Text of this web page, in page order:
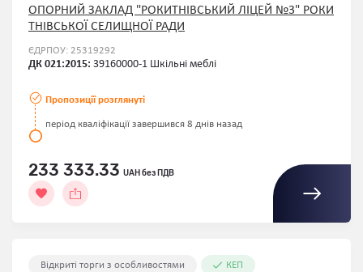
ОПОРНИЙ ЗАКЛАД "РОКИТНІВСЬКИЙ ЛІЦЕЙ №3" РОКИ
ТНІВСЬКОЇ СЕЛИЩНОЇ РАДИ
ЄДРПОУ: 25319292
ДК 021:2015: 39160000-1 Шкільні меблі
Пропозиції розглянуті
період кваліфікації завершився 8 днів назад
233 333.33 UAH без ПДВ
Відкриті торги з особливостями КЕП